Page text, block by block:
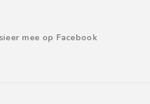
mee op Facebook